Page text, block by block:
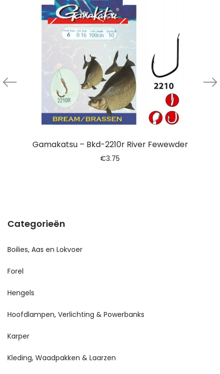
Gamakatsu – Bkd-2210r River Fewewder
€3.75
Categorieën
Boilies, Aas en Lokvoer
Forel
Hengels
Hoofdlampen, Verlichting & Powerbanks
Karper
Kleding, Waadpakken & Laarzen